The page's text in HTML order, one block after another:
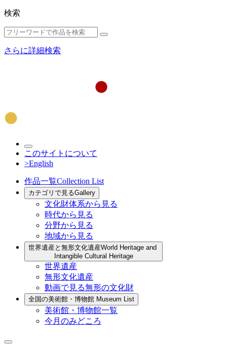
検索
さらに詳細検索
このサイトについて
>English
作品一覧Collection List
カテゴリで見るGallery
文化財体系から見る
時代から見る
分野から見る
地域から見る
世界遺産と無形文化遺産World Heritage and
Intangible Cultural Heritage
世界遺産
無形文化遺産
動画で見る無形の文化財
全国の美術館・博物館 Museum List
美術館・博物館一覧
今月のみどころ